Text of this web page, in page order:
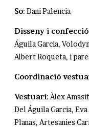
So: Dani Palencia
Disseny i
Águila Garcia,
Albert Roqueta, i
Coordinació
Vestuari: Àlex
Del Águila Garcia,
Planas, Artesanies